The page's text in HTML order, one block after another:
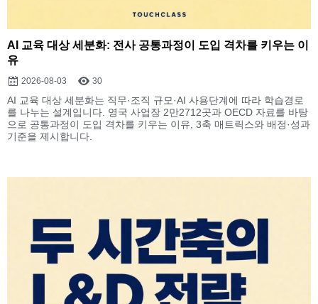
AI 교육 대상 세분화: 전사 공통과정이 도입 격차를 키우는 이
유
2026-08-03 30
AI 교육 대상 세분화는 직무·조직 규모·AI 사용단계에 따라 학습경로
를 나누는 설계입니다. 영국 사업장 2만2712곳과 OECD 자료를 바탕
으로 공통과정이 도입 격차를 키우는 이유, 3축 매트릭스와 배정·성과
기준을 제시합니다.